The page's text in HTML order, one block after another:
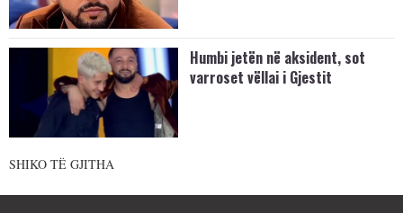
Humbi jetën në aksident, sot
varroset vëllai i Gjestit
SHIKO TË GJITHA